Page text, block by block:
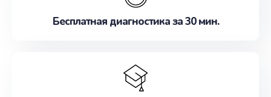
Бесплатная диагностика за 30 мин.